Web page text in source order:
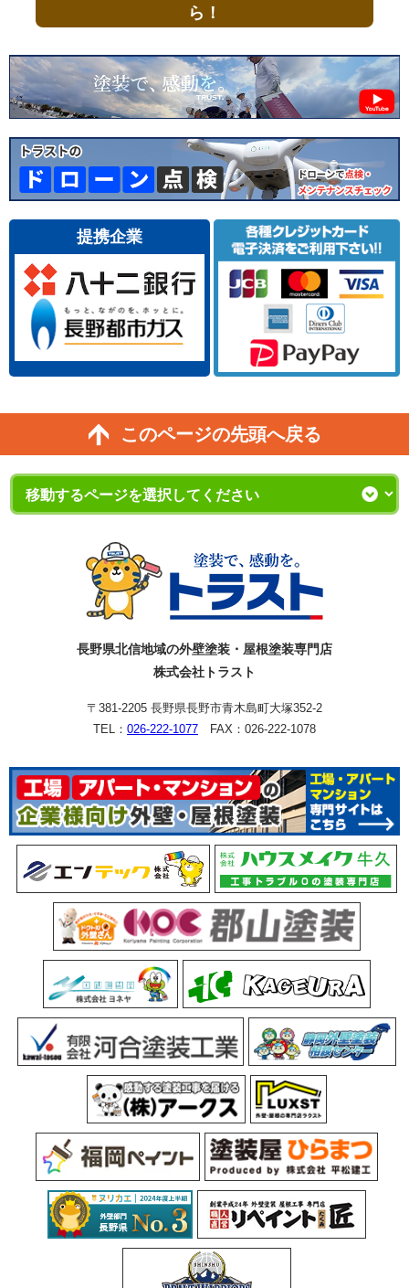
ら！
提携企業
このページの先頭へ戻る
長野県北信地域の外壁塗装・屋根塗装専門店
株式会社トラスト
〒381-2205 長野県長野市青木島町大塚352-2
TEL： 026-222-1077 FAX：026-222-1078